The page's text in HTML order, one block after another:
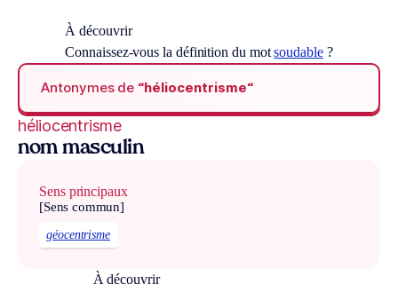
À découvrir
Connaissez-vous la définition du motsoudable?
Antonymes de “héliocentrisme“
héliocentrisme
nom masculin
Sens principaux
[Sens commun]
géocentrisme
À découvrir